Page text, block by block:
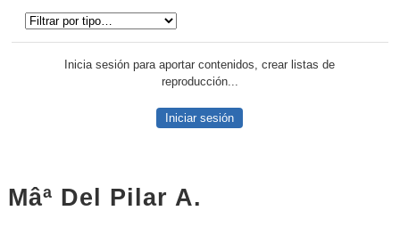
Inicia sesión para aportar contenidos, crear listas de
reproducción...
Iniciar sesión
Mâª Del Pilar A.